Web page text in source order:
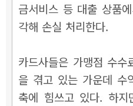
금서비스 등 대출 상품
각해 손실 처리한다.
카드사들은 가맹점 수
을 겪고 있는 가운데 수
축에 힘쓰고 있다. 하